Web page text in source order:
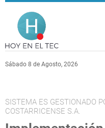
Pasar al contenido principal
Sábado 8 de Agosto, 2026
SISTEMA ES GESTIONADO
COSTARRICENSE S.A.